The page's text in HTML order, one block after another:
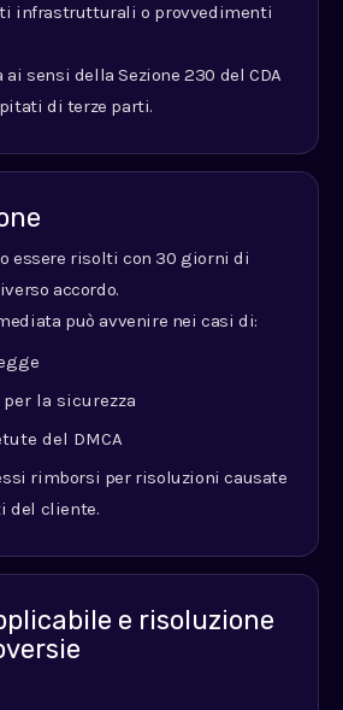
infrastrutturali o provvedimenti
sensi della Sezione 230 del CDA
di terze parti.
essere risolti con 30 giorni di
accordo.
può avvenire nei casi di:
la sicurezza
del DMCA
rimborsi per risoluzioni causate
del cliente.
e risoluzione